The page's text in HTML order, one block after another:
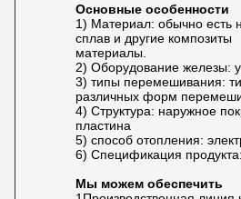
Основные особенности
1) Материал: обычно есть
сплав и другие композиты
материалы.
2) Оборудование железы:
3) типы перемешивания:
различных форм
4) Структура: наружное
пластина
5) способ отопления:
6) Спецификация
Мы можем обеспечить